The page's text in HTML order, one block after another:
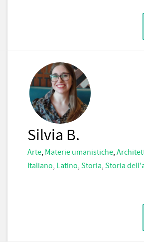
Silvia B.
Arte, Materie umanistiche,
Italiano, Latino, Storia, Storia